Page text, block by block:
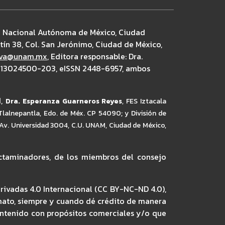
Autónoma de México, Ciudad
38, Col. San Jerónimo, Ciudad de México,
, Editora responsable: Dra.
203, eISSN 2448-6957, ambos
Dra. Esperanza Guarneros Reyes, FES Iztacala
Edo. de Méx. CP 54090; y División de
Universidad 3004, C.U. UNAM, Ciudad de México,
de los miembros del consejo
4.0 Internacional (CC BY-NC-ND 4.0),
siempre y cuando dé crédito de manera
con propósitos comerciales y/o que